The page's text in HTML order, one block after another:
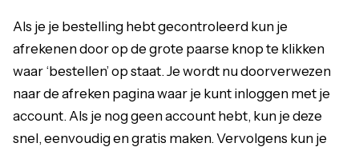
Als je je bestelling hebt gecontroleerd kun je
afrekenen door op de grote paarse knop te klikken
waar ‘bestellen’ op staat. Je wordt nu doorverwezen
naar de afreken pagina waar je kunt inloggen met je
account. Als je nog geen account hebt, kun je deze
snel, eenvoudig en gratis maken. Vervolgens kun je